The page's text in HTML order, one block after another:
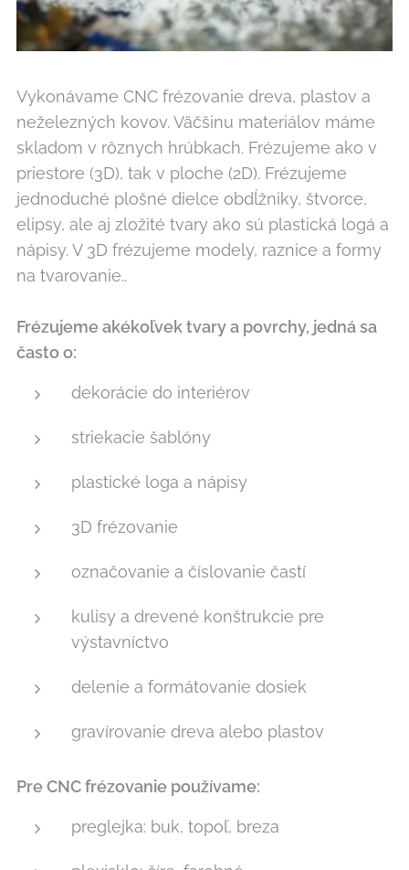
Vykonávame CNC frézovanie dreva, plastov a
neželezných kovov. Väčšinu materiálov máme
skladom v rôznych hrúbkach. Frézujeme ako v
priestore (3D), tak v ploche (2D). Frézujeme
jednoduché plošné dielce obdĺžniky, štvorce,
elipsy, ale aj zložité tvary ako sú plastická logá a
nápisy. V 3D frézujeme modely, raznice a formy
na tvarovanie..
Frézujeme akékoľvek tvary a povrchy, jedná sa
často o:
dekorácie do interiérov
striekacie šablóny
plastické loga a nápisy
3D frézovanie
označovanie a číslovanie častí
kulisy a drevené konštrukcie pre
výstavníctvo
delenie a formátovanie dosiek
gravírovanie dreva alebo plastov
Pre CNC frézovanie používame:
preglejka: buk, topoľ, breza